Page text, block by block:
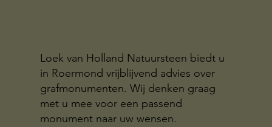
Loek van Holland Natuursteen biedt u
in Roermond vrijblijvend advies over
grafmonumenten. Wij denken graag
met u mee voor een passend
monument naar uw wensen.